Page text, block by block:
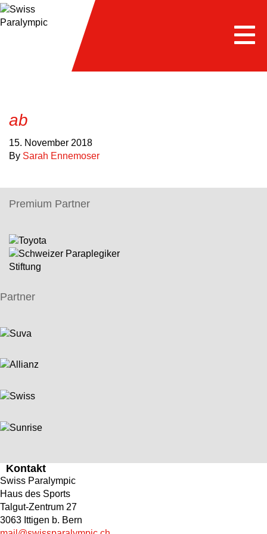
ab
15. November 2018
By Sarah Ennemoser
Premium Partner
Partner
Kontakt
Swiss Paralympic
Haus des Sports
Talgut-Zentrum 27
3063 Ittigen b. Bern